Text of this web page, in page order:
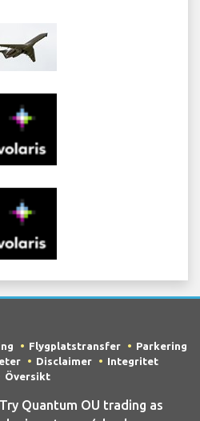
Flygplatstransfer
Parkering
Disclaimer
Integritet
Översikt
Quantum OU trading as